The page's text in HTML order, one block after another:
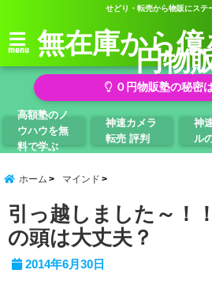
せどり・転売から物販にステ
menu 無在庫から億
円物
０円物販塾の秘密
高額塾のノ
ウハウを無
料で学ぶ
神速カメラ
転売 評判
神
ル
ホーム マインド
引っ越しました～！
の頭は大丈夫？
2014年6月30日